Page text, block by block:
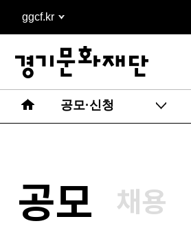
바로가기
ggcf.kr
공모·신청
공모 채용